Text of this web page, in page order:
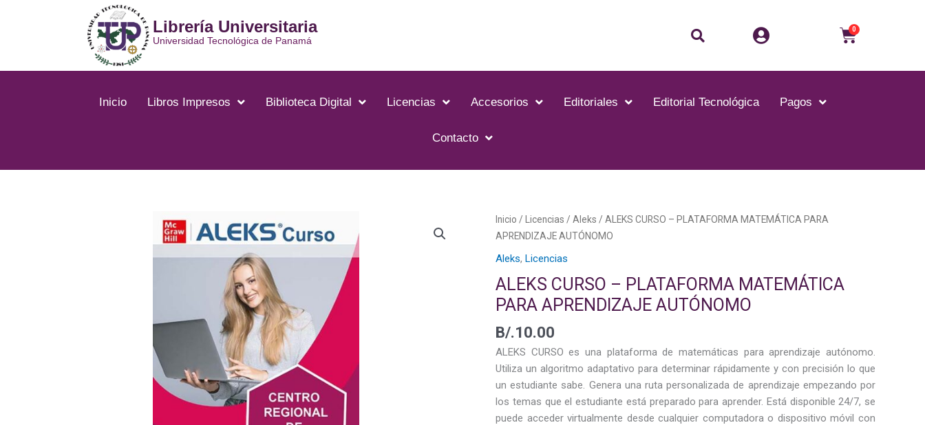
Librería Universitaria
Universidad Tecnológica de Panamá Buscar 0Carrito
Inicio Libros Impresos Biblioteca Digital Licencias Accesorios Editoriales Editorial Tecnológica Pagos
Contacto
Inicio / Licencias / Aleks / ALEKS CURSO – PLATAFORMA MATEMÁTICA PARA
APRENDIZAJE AUTÓNOMO
Aleks, Licencias
ALEKS CURSO – PLATAFORMA MATEMÁTICA
PARA APRENDIZAJE AUTÓNOMO
B/.10.00
ALEKS CURSO es una plataforma de matemáticas para aprendizaje autónomo.
Utiliza un algoritmo adaptativo para determinar rápidamente y con precisión lo que
un estudiante sabe. Genera una ruta personalizada de aprendizaje empezando por
los temas que el estudiante está preparado para aprender. Está disponible 24/7, se
puede acceder virtualmente desde cualquier computadora o dispositivo móvil con
ALEKS
CURSO
-
MATEMÁTICA
PARA
AUTÓNOMO
cantidad